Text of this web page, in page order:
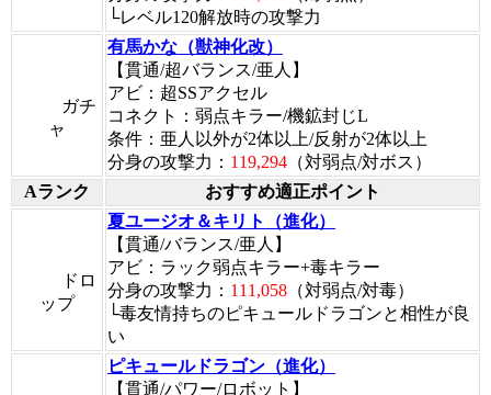
└レベル120解放時の攻撃力
ガチ
ャ
有馬かな（獣神化改）
【貫通/超バランス/亜人】
アビ：超SSアクセル
コネクト：弱点キラー/機鉱封じL
条件：亜人以外が2体以上/反射が2体以上
分身の攻撃力： 119,294 （対弱点/対ボス）
Aランク
おすすめ適正ポイント
ドロ
ップ
夏ユージオ＆キリト（進化）
【貫通/バランス/亜人】
アビ：ラック弱点キラー+毒キラー
分身の攻撃力： 111,058 （対弱点/対毒）
└毒友情持ちのピキュールドラゴンと相性が良
い
ピキュールドラゴン（進化）
【貫通/パワー/ロボット】